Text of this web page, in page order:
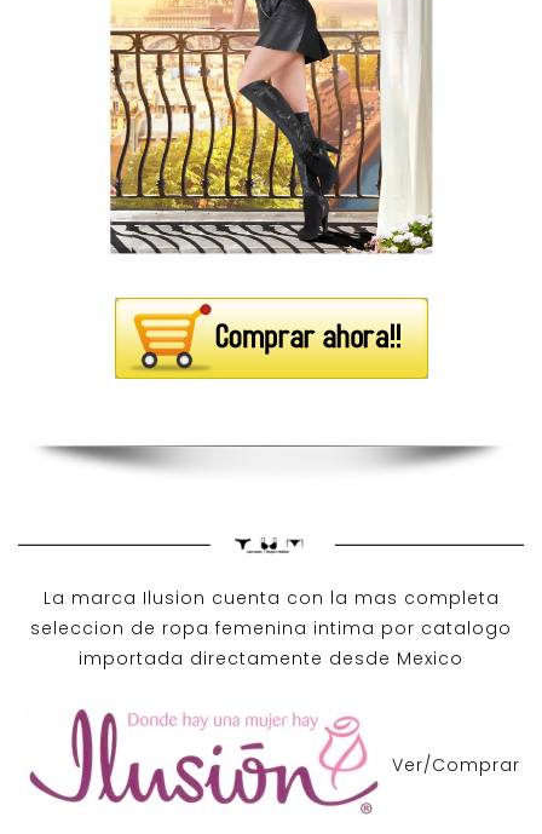
La marca Ilusion cuenta con la mas completa
seleccion de ropa femenina intima por catalogo
importada directamente desde Mexico
Ver/Comprar